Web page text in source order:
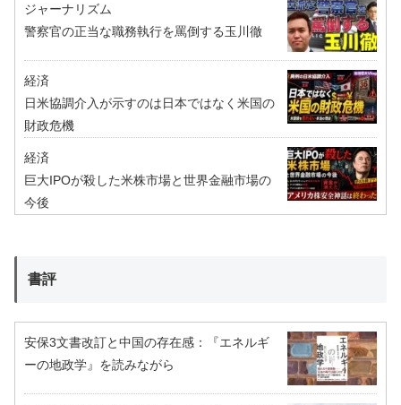
ジャーナリズム
警察官の正当な職務執行を罵倒する玉川徹
経済
日米協調介入が示すのは日本ではなく米国の
財政危機
経済
巨大IPOが殺した米株市場と世界金融市場の
今後
書評
安保3文書改訂と中国の存在感：『エネルギ
ーの地政学』を読みながら